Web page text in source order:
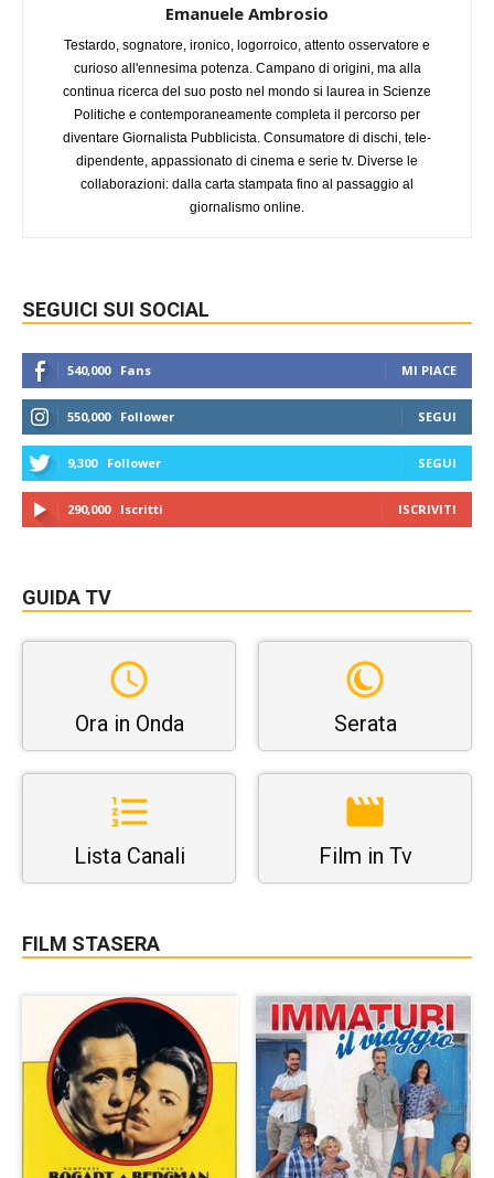
Emanuele Ambrosio
Testardo, sognatore, ironico, logorroico, attento osservatore e
curioso all'ennesima potenza. Campano di origini, ma alla
continua ricerca del suo posto nel mondo si laurea in Scienze
Politiche e contemporaneamente completa il percorso per
diventare Giornalista Pubblicista. Consumatore di dischi, tele-
dipendente, appassionato di cinema e serie tv. Diverse le
collaborazioni: dalla carta stampata fino al passaggio al
giornalismo online.
SEGUICI SUI SOCIAL
540,000 Fans MI PIACE
550,000 Follower SEGUI
9,300 Follower SEGUI
290,000 Iscritti ISCRIVITI
GUIDA TV
Ora in Onda Serata
Lista Canali Film in Tv
FILM STASERA